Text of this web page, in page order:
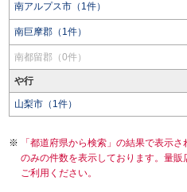
南アルプス市（1件）
南巨摩郡（1件）
南都留郡（0件）
や行
山梨市（1件）
「都道府県から検索」の結果で表示
のみの件数を表示しております。量
ご利用ください。